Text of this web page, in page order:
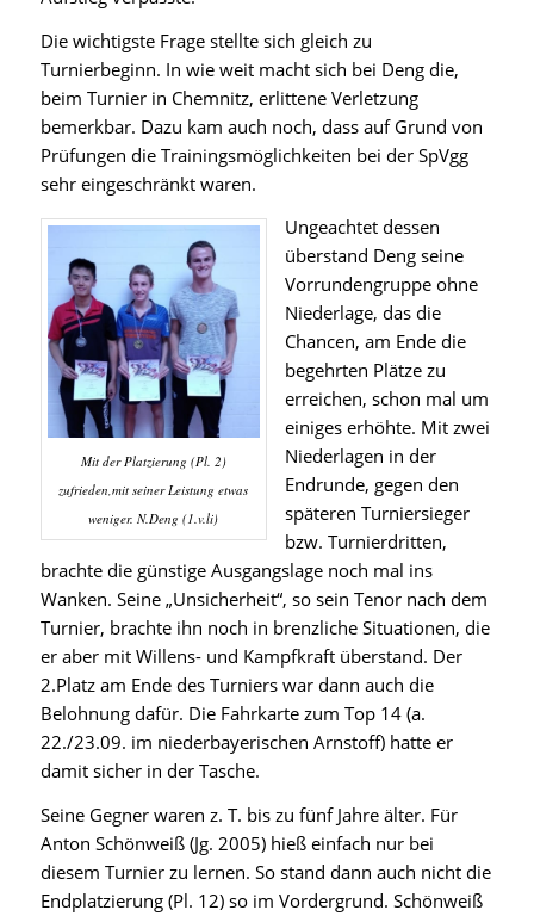
Die wichtigste Frage stellte sich gleich zu
Turnierbeginn. In wie weit macht sich bei Deng die,
beim Turnier in Chemnitz, erlittene Verletzung
bemerkbar. Dazu kam auch noch, dass auf Grund von
Prüfungen die Trainingsmöglichkeiten bei der SpVgg
sehr eingeschränkt waren.
Mit der Platzierung (Pl. 2)
zufrieden,mit seiner Leistung etwas
weniger. N.Deng (1.v.li)
Ungeachtet dessen
überstand Deng seine
Vorrundengruppe ohne
Niederlage, das die
Chancen, am Ende die
begehrten Plätze zu
erreichen, schon mal um
einiges erhöhte. Mit zwei
Niederlagen in der
Endrunde, gegen den
späteren Turniersieger
bzw. Turnierdritten,
brachte die günstige Ausgangslage noch mal ins
Wanken. Seine „Unsicherheit“, so sein Tenor nach dem
Turnier, brachte ihn noch in brenzliche Situationen, die
er aber mit Willens- und Kampfkraft überstand. Der
2.Platz am Ende des Turniers war dann auch die
Belohnung dafür. Die Fahrkarte zum Top 14 (a.
22./23.09. im niederbayerischen Arnstoff) hatte er
damit sicher in der Tasche.
Seine Gegner waren z. T. bis zu fünf Jahre älter. Für
Anton Schönweiß (Jg. 2005) hieß einfach nur bei
diesem Turnier zu lernen. So stand dann auch nicht die
Endplatzierung (Pl. 12) so im Vordergrund. Schönweiß